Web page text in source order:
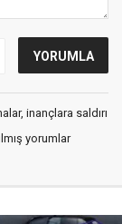
inançlara saldırı
yorumlar